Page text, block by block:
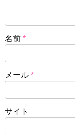
名前 *
メール *
サイト